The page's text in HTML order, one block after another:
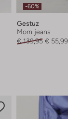
-60%
Gestuz
Mom jeans
€ 139,95 € 55,99